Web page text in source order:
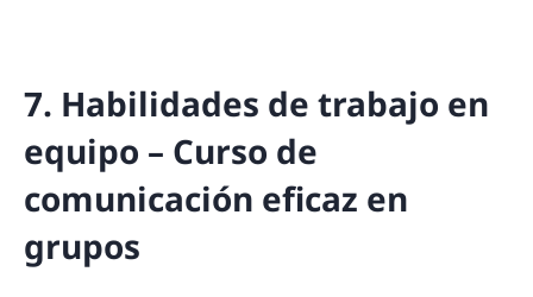
7. Habilidades de trabajo en
equipo – Curso de
comunicación eficaz en
grupos